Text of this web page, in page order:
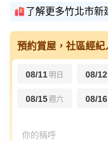
了解更多竹北市新
預約賞屋，社區經
08/11 明日 08/12
08/15週六 08/16